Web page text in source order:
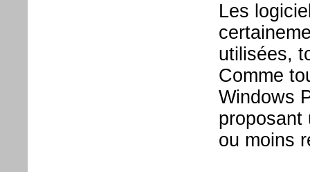
Les
utilisées,
Comme
Windows
proposant
ou moins